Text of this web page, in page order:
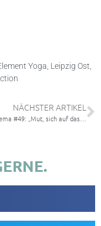
Yoga Leipzig Ost
NÄCHSTER ARTIKEL
Wochenthema #49: „Mut, sich auf das Leben einzulassen“